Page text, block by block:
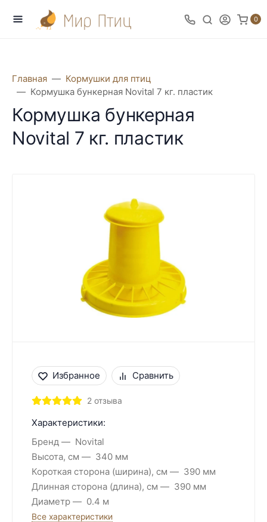
0
Главная
Кормушки для птиц
Кормушка бункерная Novital 7 кг. пластик
Кормушка бункерная
Novital 7 кг. пластик
Избранное Сравнить
2 отзыва
Характеристики:
Бренд
Novital
Высота, см
340 мм
Короткая сторона (ширина), см
390 мм
Длинная сторона (длина), см
390 мм
Диаметр
0.4 м
Все характеристики